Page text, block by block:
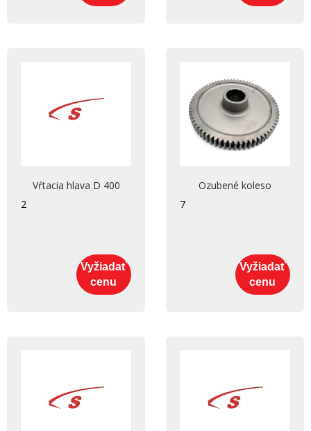
Vŕtacia hlava D 400
2
Vyžiadať
cenu
Ozubené koleso
7
Vyžiadať
cenu